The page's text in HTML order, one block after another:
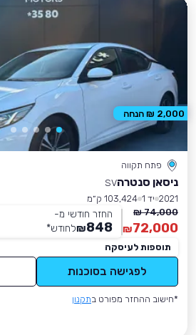
פתח תקווה
ניסאן סנטרהSV
2021 יד 1
103,424 ק״מ
74,000 ₪
72,000
₪
החזר חודשי מ-
848
₪לחודש*
תוספות לעיסקה
לפגישה בסוכנות
*חישוב ההחזר מפורט בתקנון
2,000 ₪ הנחה